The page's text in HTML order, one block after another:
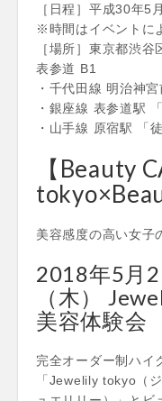
［日程］平成30年5
※時間はイベントに
［場所］東京都渋
表参道 B1
・千代田線 明治神
・銀座線 表参道駅
・山手線 原宿駅 「
【Beauty
美容感度の高い女子
2018年5月
（木）
美容体験会
完全オーダー制ハイ
「Jewelily tokyo（